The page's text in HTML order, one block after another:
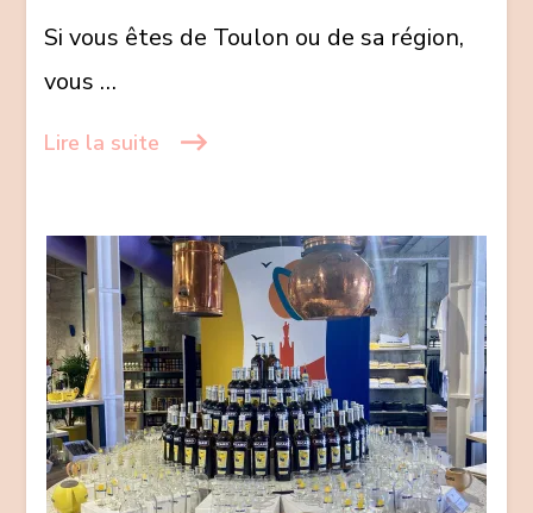
région
Si vous êtes de Toulon ou de sa région,
vous …
Lire la suite